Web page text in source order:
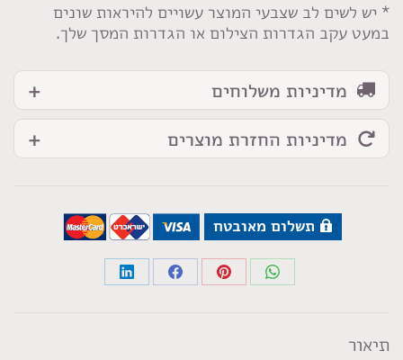
* יש לשים לב שצבעי המוצר עשויים להיראות שונים
במעט עקב הגדרות הצילום או הגדרות המסך שלך.
מדיניות משלוחים
מדיניות החזרת מוצרים
תשלום מאובטח
Share
Share
Share
Share
תיאור